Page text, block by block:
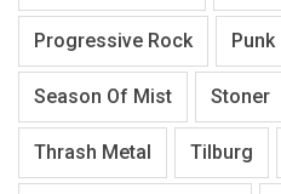
Progressive Rock Punk
Season Of Mist Stoner
Thrash Metal Tilburg